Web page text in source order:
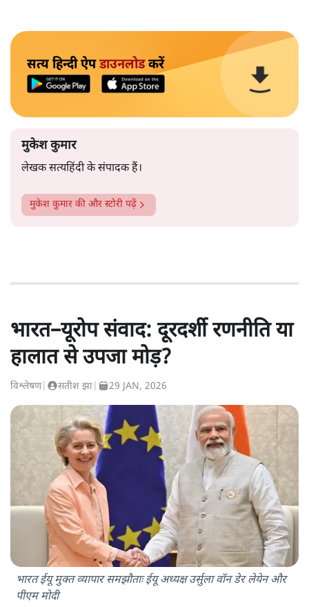
सत्य हिन्दी ऐपडाउनलोडकरें
मुकेश कुमार
लेखक सत्यहिंदी के संपादक हैं।
मुकेश कुमार की और स्टोरी पढ़ें
भारत–यूरोप संवाद: दूरदर्शी रणनीति या
हालात से उपजा मोड़?
विश्लेषण| सतीश झा 29 JAN, 2026
भारत ईयू मुक्त व्यापार समझौताः ईयू अध्यक्ष उर्सुला वॉन डेर लेयेन और
पीएम मोदी